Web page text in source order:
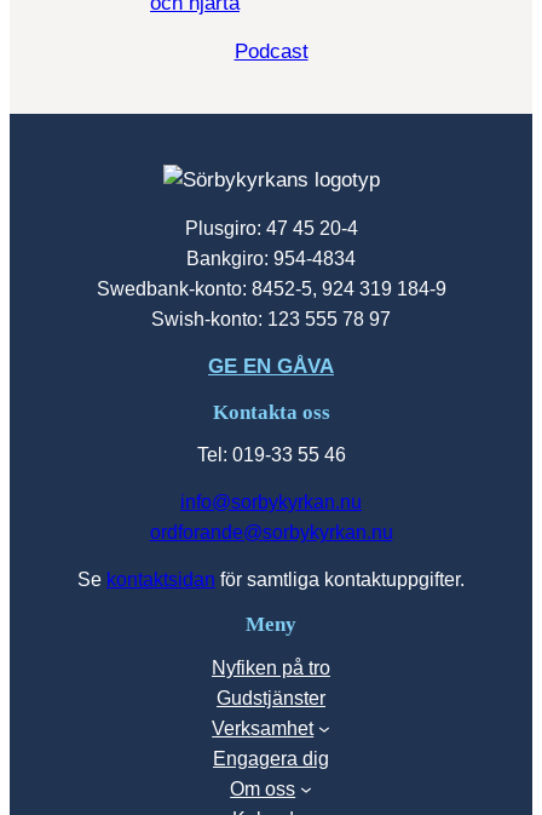
Podcast
Plusgiro: 47 45 20-4
Bankgiro: 954-4834
Swedbank-konto: 8452-5, 924 319 184-9
Swish-konto: 123 555 78 97
GE EN GÅVA
Kontakta oss
Tel: 019-33 55 46
info@sorbykyrkan.nu
ordforande@sorbykyrkan.nu
Se kontaktsidan för samtliga kontaktuppgifter.
Meny
Nyfiken på tro
Gudstjänster
Verksamhet
Engagera dig
Om oss